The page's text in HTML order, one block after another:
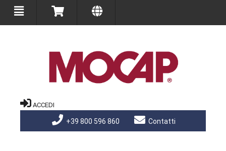
ACCEDI
+39 800 596 860 Contatti